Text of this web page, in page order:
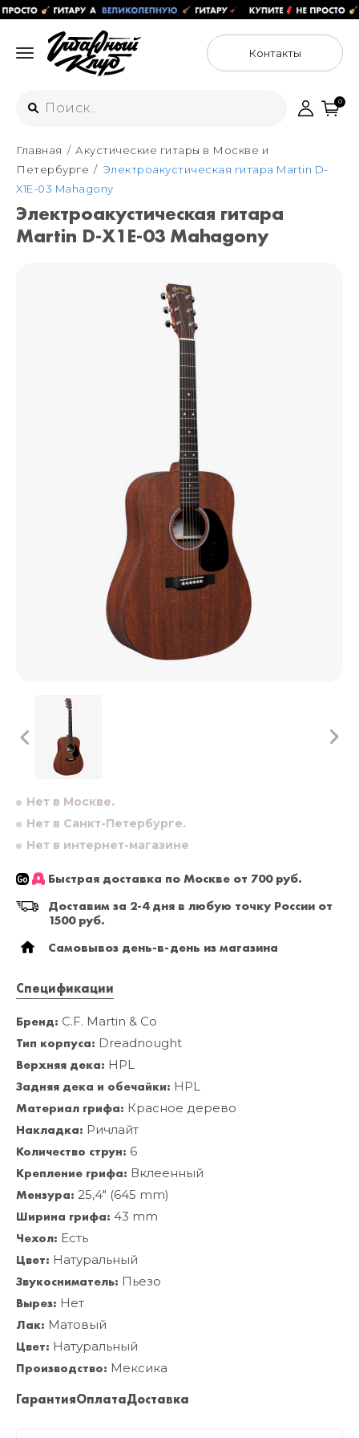
Контакты
Интернет-магазин
+7 (925) 125-54-44
Москва
+7 (925) 176-55-65
ул. Большая Новодмитровская 36с15,
Санкт-Петербург
+7 (925) 879-85-35
Санкт-Петербург
+7 (999) 213-51-93
0
Главная
Акустические гитары в Москве и
Петербурге
Электроакустическая гитара Martin D-
X1E-03 Mahagony
Электроакустическая гитара
Martin D-X1E-03 Mahagony
Нет в Москве.
Нет в Санкт-Петербурге.
Нет в интернет-магазине
Быстрая доставка по Москве от 700 руб.
Доставим за 2-4 дня в любую точку России от
1500 руб.
Самовывоз день-в-день из магазина
Спецификации
Бренд: C.F. Martin & Co
Тип корпуса: Dreadnought
Верхняя дека: HPL
Задняя дека и обечайки: HPL
Материал грифа: Красное дерево
Накладка: Ричлайт
Количество струн: 6
Крепление грифа: Вклеенный
Мензура: 25,4" (645 mm)
Ширина грифа: 43 mm
Чехол: Есть
Цвет: Натуральный
Звукосниматель: Пьезо
Вырез: Нет
Лак: Матовый
Цвет: Натуральный
Производство: Мексика
ГарантияОплатаДоставка